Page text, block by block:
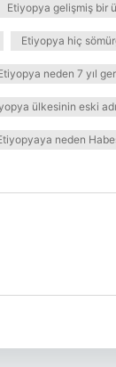
Etiyopya gelişmiş bir
Etiyopya hiç
neden 7 yıl
ülkesinin eski
neden